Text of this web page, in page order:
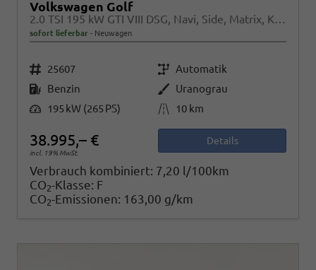
Volkswagen Golf
2.0 TSI 195 kW GTI VIII DSG, Navi, Side, Matrix, Kamera, Winter, 19-Zoll
sofort lieferbar Neuwagen
Fahrzeugnr. 25607 Getriebe Automatik
Kraftstoff Benzin Außenfarbe Uranograu
Leistung 195 kW (265 PS) Kilometerstand 10 km
38.995,– €
incl. 19% MwSt.
Details
Verbrauch kombiniert: 7,20 l/100km
CO2-Klasse: F
CO2-Emissionen: 163,00 g/km